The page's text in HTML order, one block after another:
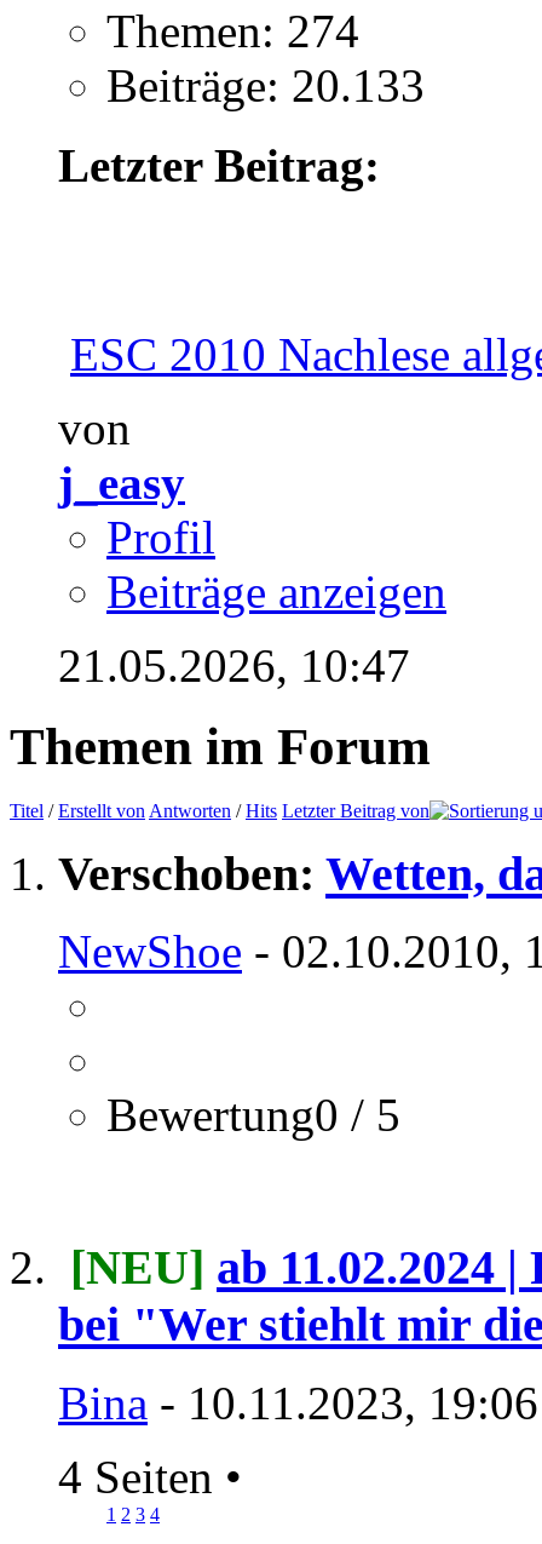
Themen: 274
Beiträge: 20.133
Letzter Beitrag:
ESC 2010 Nachlese
von
j_easy
Profil
Beiträge anzeigen
21.05.2026, 10:47
Themen im Forum
Titel /Erstellt von Antworten /Hits Letzter Beitrag von
Verschoben: Wetten,
NewShoe - 02.10.2010,
Bewertung0 / 5
[NEU] ab 11.02.2024
bei "Wer stiehlt mir
Bina - 10.11.2023,
4 Seiten •
1 2 3 4